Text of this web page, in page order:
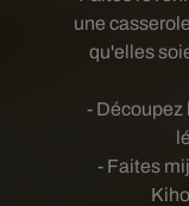
une
qu'elles
- Découpez
- Faites